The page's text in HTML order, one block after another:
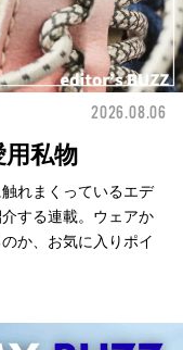
2026.08.06
私物
れまくっているエデ
する連載。ウェアか
か、お気に入りポイ